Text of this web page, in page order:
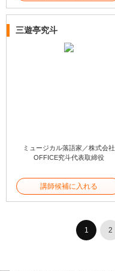
三遊亭究斗
ミュージカル落語家／株式会社
OFFICE究斗代表取締役
講師候補に入れる
1 2